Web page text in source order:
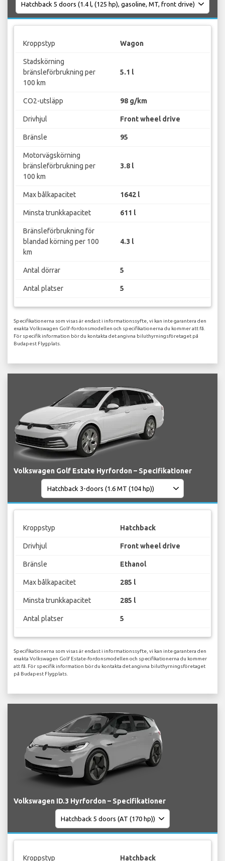
Kroppstyp Wagon
Stadskörning
bränsleförbrukning per
100 km
5.1 l
CO2-utsläpp 98 g/km
Drivhjul Front wheel drive
Bränsle 95
Motorvägskörning
bränsleförbrukning per
100 km
3.8 l
Max bålkapacitet 1642 l
Minsta trunkkapacitet 611 l
Bränsleförbrukning för
blandad körning per 100
km
4.3 l
Antal dörrar 5
Antal platser 5
Specifikationerna som visas är endast i informationssyfte, vi kan inte garantera den
exakta Volkswagen Golf-fordonsmodellen och specifikationerna du kommer att få.
För specifik information bör du kontakta det angivna biluthyrningsföretaget på
Budapest Flygplats.
Volkswagen Golf Estate Hyrfordon – Specifikationer
Kroppstyp Hatchback
Drivhjul Front wheel drive
Bränsle Ethanol
Max bålkapacitet 285 l
Minsta trunkkapacitet 285 l
Antal platser 5
Specifikationerna som visas är endast i informationssyfte, vi kan inte garantera den
exakta Volkswagen Golf Estate-fordonsmodellen och specifikationerna du kommer
att få. För specifik information bör du kontakta det angivna biluthyrningsföretaget
på Budapest Flygplats.
Volkswagen ID.3 Hyrfordon – Specifikationer
Kroppstyp Hatchback